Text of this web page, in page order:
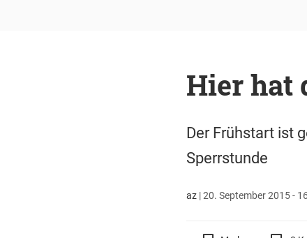
Hier hat
Der Frühstart ist
Sperrstunde
az|20. September 2015 -